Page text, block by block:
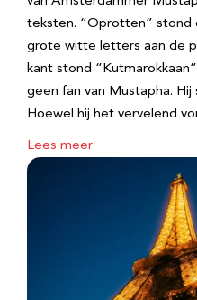
teksten. “Oprotten” stond
grote witte letters aan de
kant stond
geen fan van Mustapha.
Hoewel hij het vervelend
Lees meer